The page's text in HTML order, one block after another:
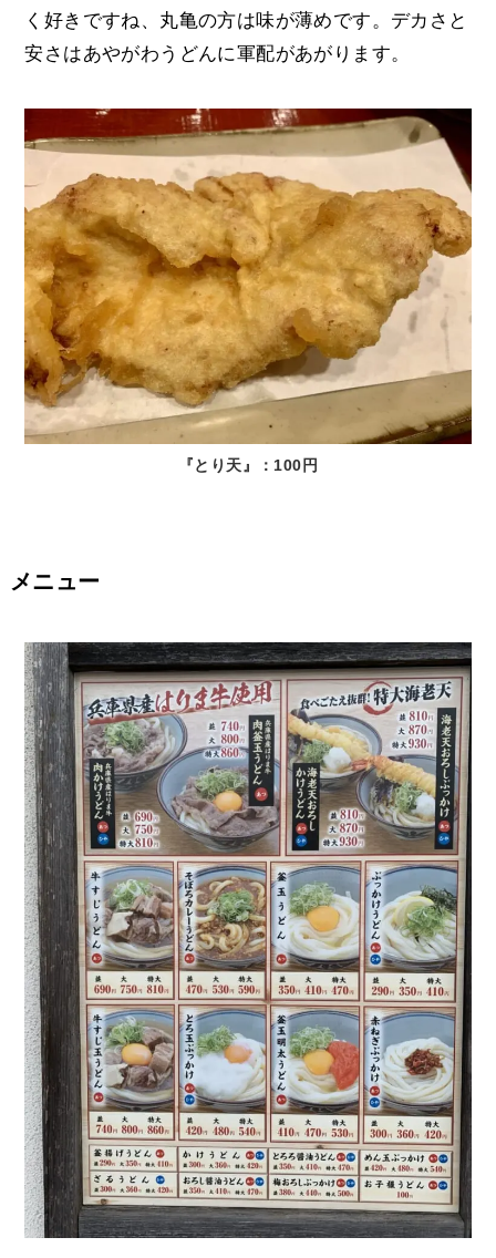
く好きですね、丸亀の方は味が薄めです。デカさと
安さはあやがわうどんに軍配があがります。
『とり天』：100円
メニュー